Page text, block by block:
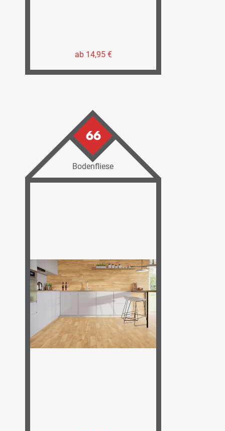
ab 14,95 €
66
Bodenfliese